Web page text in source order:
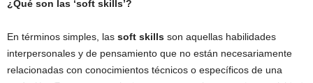
¿Qué son las ‘soft skills’?
En términos simples, las soft skills son aquellas habilidades
interpersonales y de pensamiento que no están necesariamente
relacionadas con conocimientos técnicos o específicos de una